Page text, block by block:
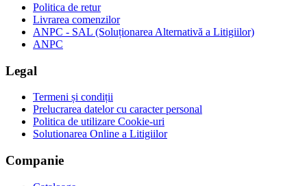
Politica de retur
Livrarea comenzilor
ANPC - SAL (Soluționarea Alternativă a Litigiilor)
ANPC
Legal
Termeni și condiții
Prelucrarea datelor cu caracter personal
Politica de utilizare Cookie-uri
Solutionarea Online a Litigiilor
Companie